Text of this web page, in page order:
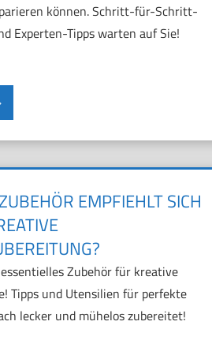
können. Schritt-für-Schritt-
Experten-Tipps warten auf Sie!
EMPFIEHLT SICH
Zubehör für kreative
Tipps und Utensilien für perfekte
lecker und mühelos zubereitet!